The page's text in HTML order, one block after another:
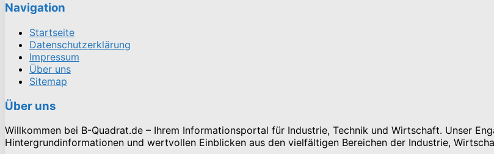
Navigation
Startseite
Datenschutzerklärung
Impressum
Über uns
Sitemap
Über uns
Willkommen bei B-Quadrat.de – Ihrem Informationsportal für Industrie, Technik und Wirtschaft. Unser
Hintergrundinformationen und wertvollen Einblicken aus den vielfältigen Bereichen der Industrie,